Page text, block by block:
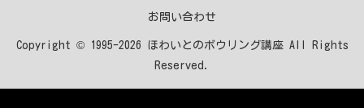
お問い合わせ
Copyright © 1995-2026 ほわいとのボウリング講座 All Rights
Reserved.